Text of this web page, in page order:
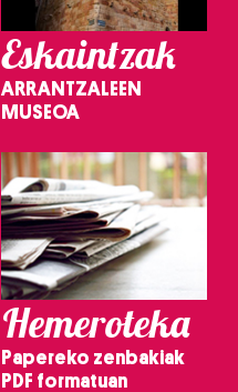
Eskaintzak
ARRANTZALEEN
MUSEOA
Hemeroteka
Papereko zenbakiak
PDF formatuan